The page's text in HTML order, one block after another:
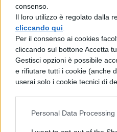
consenso.
Il loro utilizzo è regolato dalla
cliccando qui
Per il consenso ai cookies
cliccando sul bottone Accetta
Gestisci opzioni è possibile
e rifiutare tutti i cookie (anche
userai solo i cookie tecnici di
Personal Data
accedere alle
riconosce il valore
nell’ambito
La logica sottesa a
punta a garantire
preparazione
alla quale il TFA